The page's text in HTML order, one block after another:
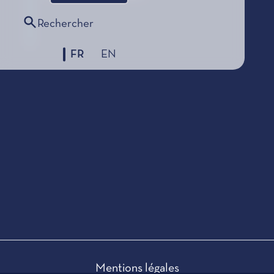
Rechercher
FR EN
Mentions légales